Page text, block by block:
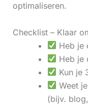
optimaliseren.
Checklist – Klaar
Heb je
Heb je
Kun je
Weet
(bijv.